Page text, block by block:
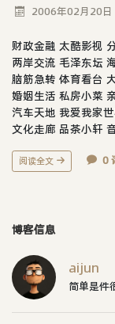
2006年02月20日
财政金融 太酷影视
两岸交流 毛泽东坛
脑筋急转 体育看台
婚姻生活 私房小菜
汽车天地 我爱我家
文化走廊 品茶小轩
阅读全文 0
博客信息
aijun
简单是件